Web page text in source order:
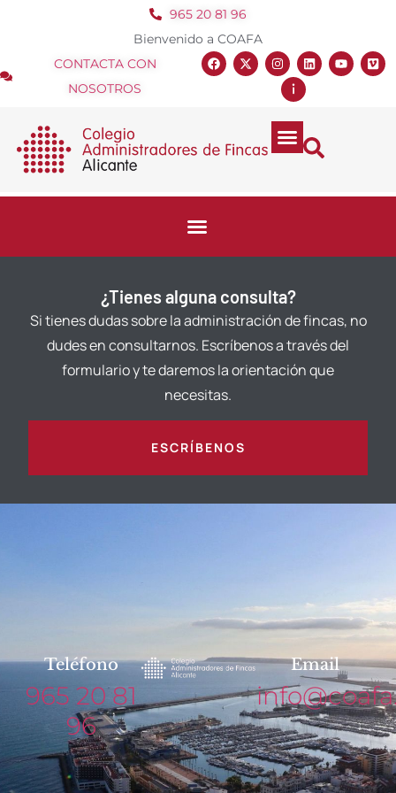
965 20 81 96
Bienvenido a COAFA
CONTACTA CON
NOSOTROS
¿Tienes alguna consulta?
Si tienes dudas sobre la administración de fincas, no
dudes en consultarnos. Escríbenos a través del
formulario y te daremos la orientación que
necesitas.
ESCRÍBENOS
Teléfono
965 20 81
96
Email